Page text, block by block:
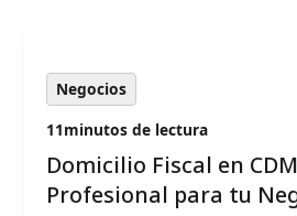
Negocios
11minutos de lectura
Domicilio Fiscal en
Profesional para tu